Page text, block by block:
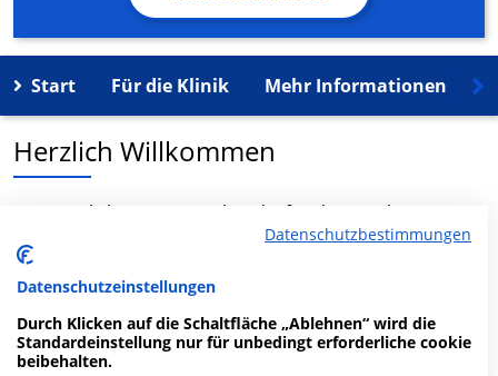
Start Für die Klinik Mehr Informationen
Herzlich Willkommen
Hausärztliches MVZ Puschendorf in der Traubenstr. 15
ist ein medizinisches Versorgungszentrum in
Puschendorf.
Mehr Informationen
Datenschutzbestimmungen
Datenschutzeinstellungen
Durch Klicken auf die Schaltfläche „Ablehnen“ wird die
Standardeinstellung nur für unbedingt erforderliche cookie
beibehalten.